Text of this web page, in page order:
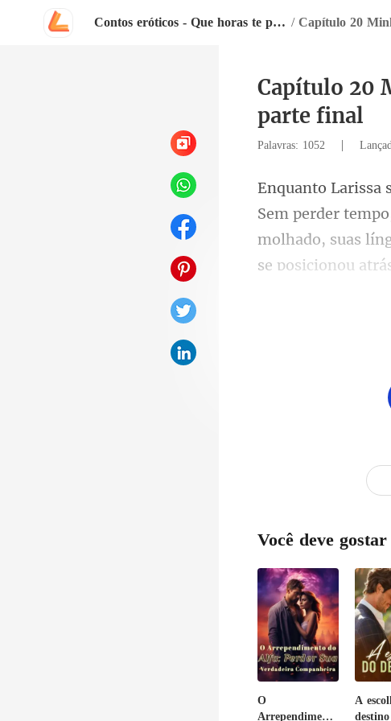
Contos eróticos - Que horas te pego /
Capítulo 20
parte final
Palavras: 1052 |
molhado, suas
Você deve gostar
O
Arrependimento
A
destino